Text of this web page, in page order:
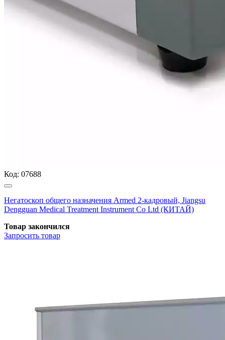
Код: 07688
Негатоскоп общего назначения Armed 2-кадровый, Jiangsu
Dengguan Medical Treatment Instrument Co Ltd (КИТАЙ)
Товар закончился
Запросить товар